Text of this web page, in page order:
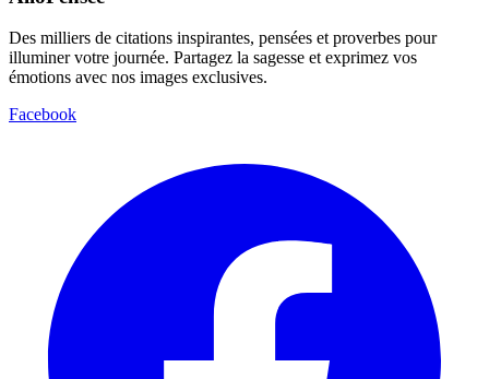
Des milliers de citations inspirantes, pensées et proverbes pour
illuminer votre journée. Partagez la sagesse et exprimez vos
émotions avec nos images exclusives.
Facebook